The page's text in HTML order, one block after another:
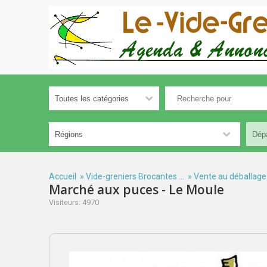
Accueil » Vide-greniers Brocantes ... » Vente au
Marché aux puces - Le Moule
Visiteurs: 4970